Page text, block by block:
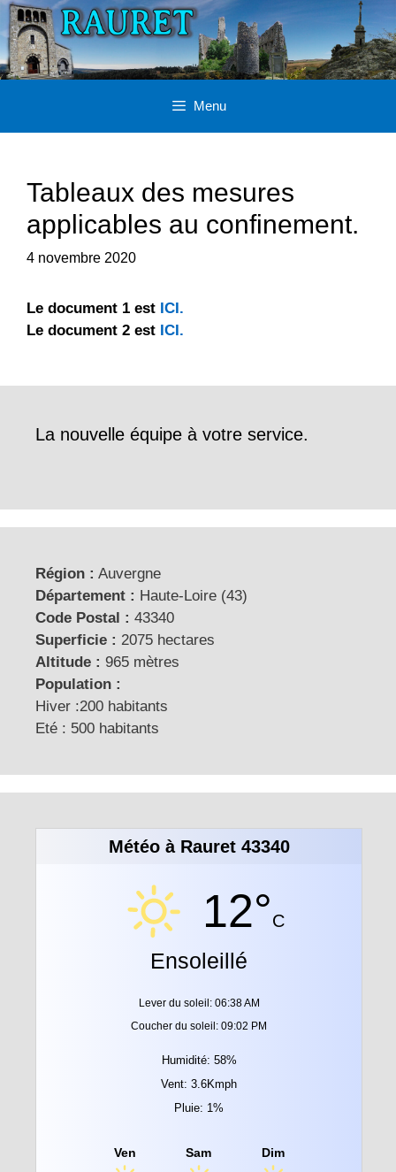
Aller
au
contenu
Menu
Tableaux des mesures
applicables au confinement.
4 novembre 2020
Le document 1 est ICI.
Le document 2 est ICI.
La nouvelle équipe à votre service.
Région : Auvergne
Département : Haute-Loire (43)
Code Postal : 43340
Superficie : 2075 hectares
Altitude : 965 mètres
Population :
Hiver :200 habitants
Eté : 500 habitants
Météo à Rauret 43340
12°C
Ensoleillé
Lever du soleil: 06:38 AM
Coucher du soleil: 09:02 PM
Humidité: 58%
Vent: 3.6Kmph
Pluie: 1%
Ven Sam Dim